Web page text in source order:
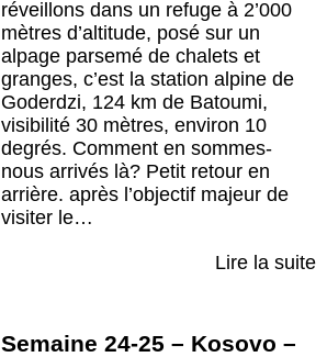
réveillons dans un refuge à 2’000
mètres d’altitude, posé sur un
alpage parsemé de chalets et
granges, c’est la station alpine de
Goderdzi, 124 km de Batoumi,
visibilité 30 mètres, environ 10
degrés. Comment en sommes-
nous arrivés là? Petit retour en
arrière. après l’objectif majeur de
visiter le…
Lire la suite
Semaine 24-25 – Kosovo –